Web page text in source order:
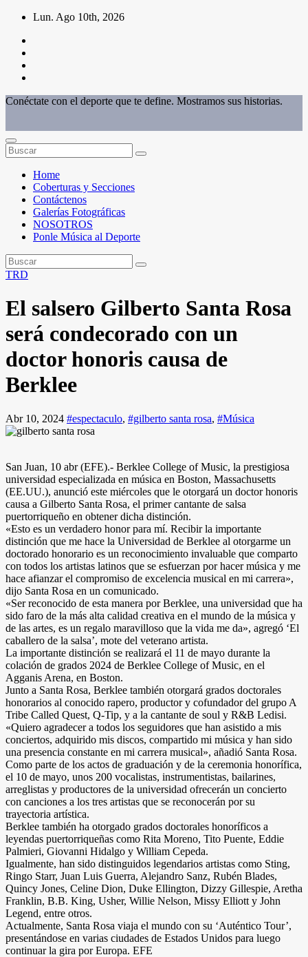
Saltar
contenido
Lun. Ago 10th, 2026
Conéctate con el deporte que te define. Mostramos sus historias.
Home
Coberturas y Secciones
Contáctenos
Galerías Fotográficas
NOSOTROS
Ponle Música al Deporte
TRD
El salsero Gilberto Santa Rosa
será condecorado con un
doctor honoris causa de
Berklee
Abr 10, 2024 #espectaculo, #gilberto santa rosa, #Música
San Juan, 10 abr (EFE).- Berklee College of Music, la prestigiosa
universidad especializada en música en Boston, Massachusetts
(EE.UU.), anunció este miércoles que le otorgará un doctor honoris
causa a Gilberto Santa Rosa, el primer cantante de salsa
puertorriqueño en obtener dicha distinción.
«Esto es un verdadero honor para mí. Recibir la importante
distinción que me hace la Universidad de Berklee al otorgarme un
doctorado honorario es un reconocimiento invaluable que comparto
con todos los artistas latinos que se esfuerzan por hacer música y me
hace afianzar el compromiso de excelencia musical en mi carrera»,
dijo Santa Rosa en un comunicado.
«Ser reconocido de esta manera por Berklee, una universidad que ha
sido faro de la más alta calidad creativa en el mundo de la música y
de las artes, es un regalo maravilloso que la vida me da», agregó ‘El
caballero de la salsa’, mote del veterano artista.
La importante distinción se realizará el 11 de mayo durante la
colación de grados 2024 de Berklee College of Music, en el
Agganis Arena, en Boston.
Junto a Santa Rosa, Berklee también otorgará grados doctorales
honorarios al conocido rapero, productor y cofundador del grupo A
Tribe Called Quest, Q-Tip, y a la cantante de soul y R&B Ledisi.
«Quiero agradecer a todos los seguidores que han asistido a mis
conciertos, adquirido mis discos, compartido mi música y han sido
una presencia constante en mi carrera musical», añadió Santa Rosa.
Como parte de los actos de graduación y de la ceremonia honorífica,
el 10 de mayo, unos 200 vocalistas, instrumentistas, bailarines,
arreglistas y productores de la universidad ofrecerán un concierto
con canciones a los tres artistas que se reconocerán por su
trayectoria artística.
Berklee también ha otorgado grados doctorales honoríficos a
leyendas puertorriqueñas como Rita Moreno, Tito Puente, Eddie
Palmieri, Giovanni Hidalgo y William Cepeda.
Igualmente, han sido distinguidos legendarios artistas como Sting,
Ringo Starr, Juan Luis Guerra, Alejandro Sanz, Rubén Blades,
Quincy Jones, Celine Dion, Duke Ellington, Dizzy Gillespie, Aretha
Franklin, B.B. King, Usher, Willie Nelson, Missy Elliott y John
Legend, entre otros.
Actualmente, Santa Rosa viaja el mundo con su ‘Auténtico Tour’,
presentándose en varias ciudades de Estados Unidos para luego
continuar la gira por Europa. EFE